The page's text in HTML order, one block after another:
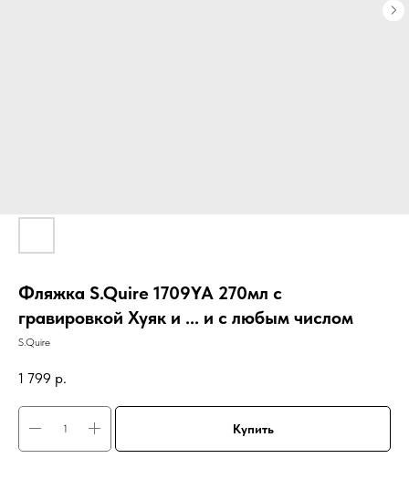
Фляжка S.Quire 1709YA 270мл с
гравировкой Хуяк и ... и с любым числом
S.Quire
1 799 р.
Купить